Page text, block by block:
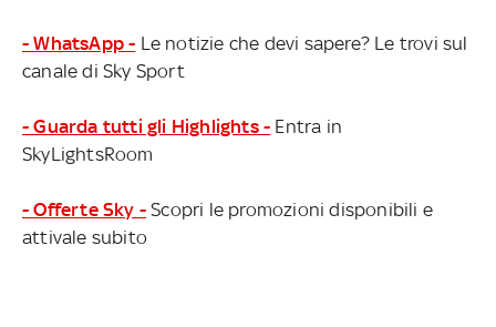
- WhatsApp - Le notizie che devi sapere? Le trovi sul
canale di Sky Sport
- Guarda tutti gli Highlights - Entra in
SkyLightsRoom
- Offerte Sky - Scopri le promozioni disponibili e
attivale subito